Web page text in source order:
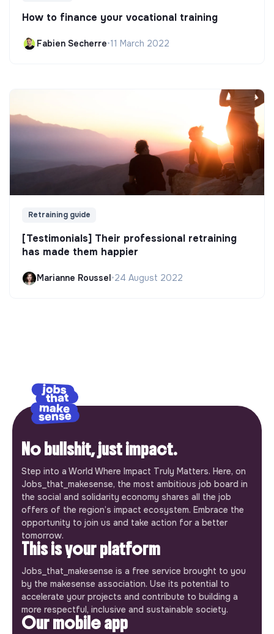
How to finance your vocational training
Fabien Secherre•11 March 2022
Retraining guide
[Testimonials] Their professional retraining
has made them happier
Marianne Roussel•24 August 2022
No bullshit, just impact.
Step into a World Where Impact Truly Matters. Here, on
Jobs_that_makesense, the most ambitious job board in
the social and solidarity economy shares all the job
offers of the region’s impact ecosystem. Embrace the
opportunity to join us and take action for a better
tomorrow.
This is your platform
Jobs_that_makesense is a free service brought to you
by the makesense association. Use its potential to
accelerate your projects and contribute to building a
more respectful, inclusive and sustainable society.
Our mobile app